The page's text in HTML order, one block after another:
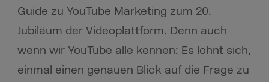
Guide zu YouTube Marketing zum 20.
Jubiläum der Videoplattform. Denn auch
wenn wir YouTube alle kennen: Es lohnt sich,
einmal einen genauen Blick auf die Frage zu